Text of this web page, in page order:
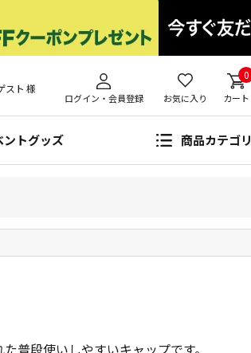
スト 様
ログイン・会員登録 お気に入り
0
カート
トグッズ 商品カテゴリ
普段使いしやすいキャップです。